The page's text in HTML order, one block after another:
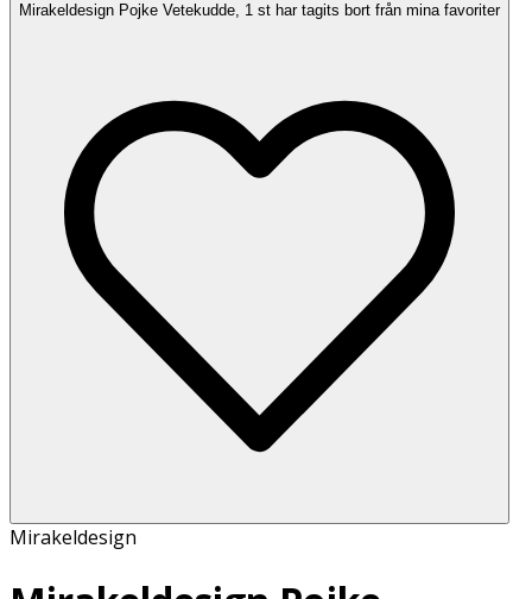
Mirakeldesign Pojke Vetekudde, 1 st har tagits bort från mina favoriter
Mirakeldesign